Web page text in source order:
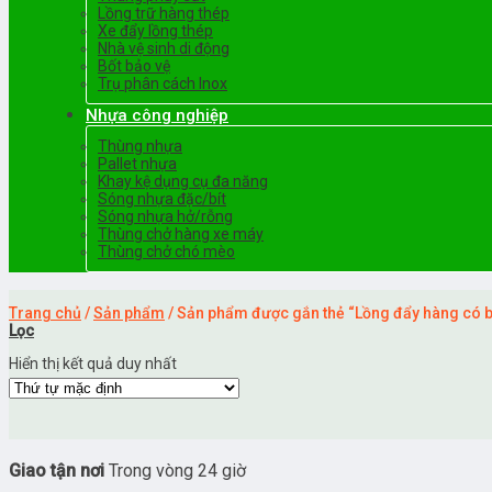
Lồng trữ hàng thép
Xe đẩy lồng thép
Nhà vệ sinh di động
Bốt bảo vệ
Trụ phân cách Inox
Nhựa công nghiệp
Thùng nhựa
Pallet nhựa
Khay kệ dụng cụ đa năng
Sóng nhựa đặc/bít
Sóng nhựa hở/rỗng
Thùng chở hàng xe máy
Thùng chở chó mèo
Trang chủ /Sản phẩm /Sản phẩm được gắn thẻ “Lồng đẩy hàng có
Lọc
Hiển thị kết quả duy nhất
Giao tận nơi Trong vòng 24 giờ